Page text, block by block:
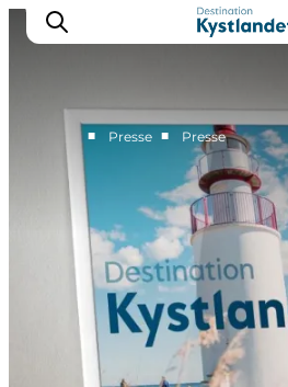
Vision og strategi
Projekter og udvikling
Nyheder
For partnere
Bliv partner
Kontakt
■ Presse ■ Presse